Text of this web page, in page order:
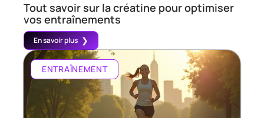
Tout savoir sur la créatine pour optimiser
vos entraînements
En savoir plus
ENTRAÎNEMENT